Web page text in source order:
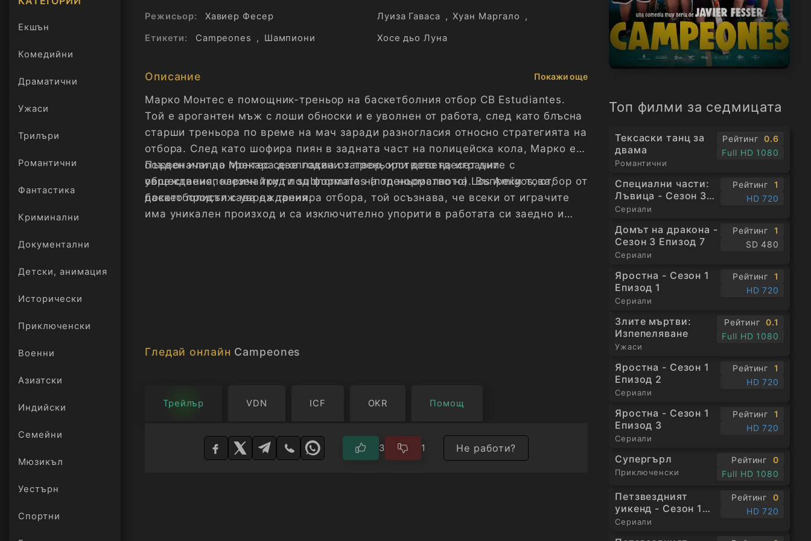
Екшън
Комедийни
Драматични
Ужаси
Трилъри
онлайн
Романтични
Фантастика
Криминални
Документални
Детски, анимация
Исторически
Приключенски
Военни
Азиатски
Индийски
Семейни
Мюзикъл
Уестърн
Спортни
Топ филми за седмицата
Тексаски танц за
двама
Романтични
Рейтинг
0.6
Full HD 1080
Специални части:
Лъвица - Сезон 3
Епизод 1
Сериали
Рейтинг
1
HD 720
Домът на дракона -
Сезон 3 Епизод 7
Сериали
Рейтинг
1
SD 480
Яростна - Сезон 1
Епизод 1
Сериали
Рейтинг
1
HD 720
Злите мъртви:
Изпепеляване
Ужаси
Рейтинг
0.1
Full HD 1080
Яростна - Сезон 1
Епизод 2
Сериали
Рейтинг
1
HD 720
Яростна - Сезон 1
Епизод 3
Сериали
Рейтинг
1
HD 720
Супергърл
Приключенски
Рейтинг
0
Full HD 1080
Петзвездният
уикенд - Сезон 1
Епизод 1
Сериали
Рейтинг
0
HD 720
Режисьор:
Хавиер Фесер
Етикети:
Campeones , Шампиони
Луиза Гаваса , Хуан Маргало
,
Хосе дьо Луна
Описание Покажи още
Марко Монтес е помощник-треньор на баскетболния отбор CB Estudiantes.
Той е арогантен мъж с лоши обноски и е уволнен от работа, след като блъсна
старши треньора по време на мач заради разногласия относно стратегията на
отбора. След като шофира пиян в задната част на полицейска кола, Марко е
осъден или да прекара две години затвор, или деветдесет дни
общественополезен труд под формата на треньорство на Los Amigos, отбор от
баскетболисти с увреждания.
Първоначално Монтес се оплаква от треньорството на играчите с
увреждания, наричайки ги subnormales (под нормалното). Въпреки това,
докато продължава да тренира отбора, той осъзнава, че всеки от играчите
има уникален произход и са изключително упорити в работата си заедно и
Гледай онлайн Campeones
Трейлър VDN ICF OKR Помощ
3 1 Не работи?